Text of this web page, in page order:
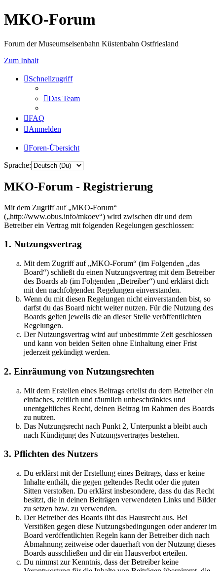
MKO-Forum
Forum der Museumseisenbahn Küstenbahn Ostfriesland
Zum Inhalt
Schnellzugriff
Das Team
FAQ
Anmelden
Foren-Übersicht
Sprache:
MKO-Forum - Registrierung
Mit dem Zugriff auf „MKO-Forum“
(„http://www.obus.info/mkoev“) wird zwischen dir und dem
Betreiber ein Vertrag mit folgenden Regelungen geschlossen:
1. Nutzungsvertrag
Mit dem Zugriff auf „MKO-Forum“ (im Folgenden „das
Board“) schließt du einen Nutzungsvertrag mit dem Betreiber
des Boards ab (im Folgenden „Betreiber“) und erklärst dich
mit den nachfolgenden Regelungen einverstanden.
Wenn du mit diesen Regelungen nicht einverstanden bist, so
darfst du das Board nicht weiter nutzen. Für die Nutzung des
Boards gelten jeweils die an dieser Stelle veröffentlichten
Regelungen.
Der Nutzungsvertrag wird auf unbestimmte Zeit geschlossen
und kann von beiden Seiten ohne Einhaltung einer Frist
jederzeit gekündigt werden.
2. Einräumung von Nutzungsrechten
Mit dem Erstellen eines Beitrags erteilst du dem Betreiber ein
einfaches, zeitlich und räumlich unbeschränktes und
unentgeltliches Recht, deinen Beitrag im Rahmen des Boards
zu nutzen.
Das Nutzungsrecht nach Punkt 2, Unterpunkt a bleibt auch
nach Kündigung des Nutzungsvertrages bestehen.
3. Pflichten des Nutzers
Du erklärst mit der Erstellung eines Beitrags, dass er keine
Inhalte enthält, die gegen geltendes Recht oder die guten
Sitten verstoßen. Du erklärst insbesondere, dass du das Recht
besitzt, die in deinen Beiträgen verwendeten Links und Bilder
zu setzen bzw. zu verwenden.
Der Betreiber des Boards übt das Hausrecht aus. Bei
Verstößen gegen diese Nutzungsbedingungen oder anderer im
Board veröffentlichten Regeln kann der Betreiber dich nach
Abmahnung zeitweise oder dauerhaft von der Nutzung dieses
Boards ausschließen und dir ein Hausverbot erteilen.
Du nimmst zur Kenntnis, dass der Betreiber keine